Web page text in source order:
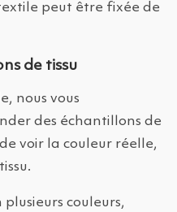
peut être fixée de
de tissu
nous vous
des échantillons de
voir la couleur réelle,
plusieurs couleurs,